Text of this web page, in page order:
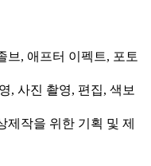
브, 애프터 이펙트, 포토
, 사진 촬영, 편집, 색보
제작을 위한 기획 및 제